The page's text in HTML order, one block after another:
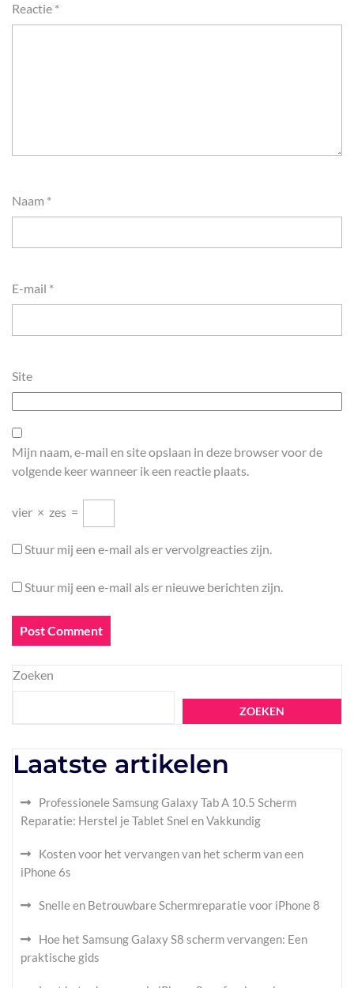
Reactie *
Naam *
E-mail *
Site
Mijn naam, e-mail en site opslaan in deze browser voor de
volgende keer wanneer ik een reactie plaats.
vier × zes =
Stuur mij een e-mail als er vervolgreacties zijn.
Stuur mij een e-mail als er nieuwe berichten zijn.
Zoeken
ZOEKEN
Laatste artikelen
Professionele Samsung Galaxy Tab A 10.5 Scherm
Reparatie: Herstel je Tablet Snel en Vakkundig
Kosten voor het vervangen van het scherm van een
iPhone 6s
Snelle en Betrouwbare Schermreparatie voor iPhone 8
Hoe het Samsung Galaxy S8 scherm vervangen: Een
praktische gids